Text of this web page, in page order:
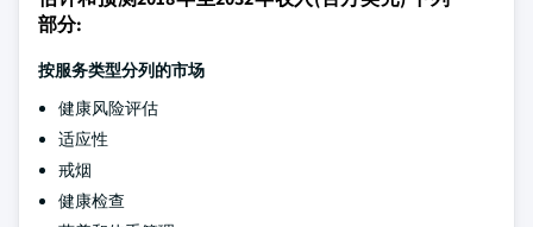
部分:
按服务类型分列的市场
健康风险评估
适应性
戒烟
健康检查